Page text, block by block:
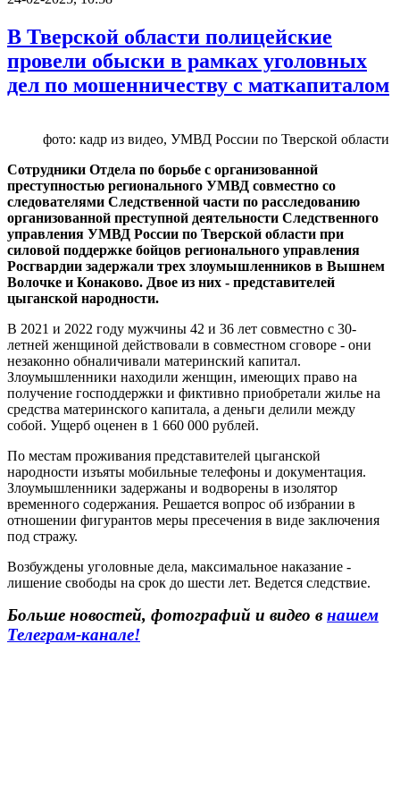
В Тверской области полицейские
провели обыски в рамках уголовных
дел по мошенничеству с маткапиталом
фото: кадр из видео, УМВД России по Тверской области
Сотрудники Отдела по борьбе с организованной
преступностью регионального УМВД совместно со
следователями Следственной части по расследованию
организованной преступной деятельности Следственного
управления УМВД России по Тверской области при
силовой поддержке бойцов регионального управления
Росгвардии задержали трех злоумышленников в Вышнем
Волочке и Конаково. Двое из них - представителей
цыганской народности.
В 2021 и 2022 году мужчины 42 и 36 лет совместно с 30-
летней женщиной действовали в совместном сговоре - они
незаконно обналичивали материнский капитал.
Злоумышленники находили женщин, имеющих право на
получение господдержки и фиктивно приобретали жилье на
средства материнского капитала, а деньги делили между
собой. Ущерб оценен в 1 660 000 рублей.
По местам проживания представителей цыганской
народности изъяты мобильные телефоны и документация.
Злоумышленники задержаны и водворены в изолятор
временного содержания. Решается вопрос об избрании в
отношении фигурантов меры пресечения в виде заключения
под стражу.
Возбуждены уголовные дела, максимальное наказание -
лишение свободы на срок до шести лет. Ведется следствие.
Больше новостей, фотографий и видео в нашем
Телеграм-канале!